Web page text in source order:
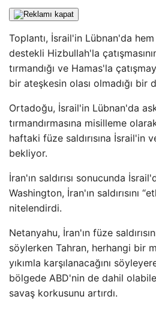
Toplantı, İsrail'in Lübnan'da
destekli Hizbullah'la
tırmandığı ve Hamas'la
bir ateşkesin olası olmadığı bir
Ortadoğu, İsrail'in Lübnan'da
tırmandırmasına misilleme
haftaki füze saldırısına İsrail'in
bekliyor.
İran'ın saldırısı sonucunda
Washington, İran'ın saldırısını
nitelendirdi.
Netanyahu, İran'ın füze
söylerken Tahran, herhangi bir
yıkımla karşılanacağını
bölgede ABD'nin de dahil
savaş korkusunu artırdı.